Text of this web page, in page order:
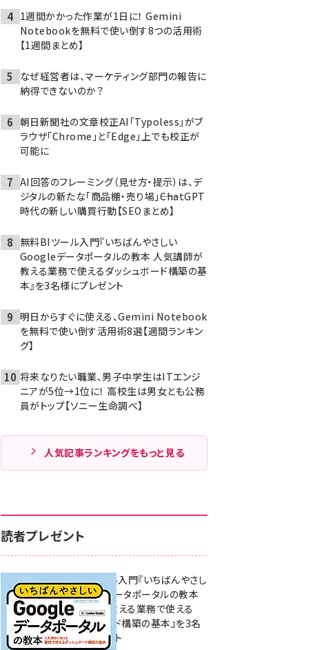
1週間かかった作業が1日に！ Gemini
Notebookを無料で使い倒す8つの活用術
【1週間まとめ】
なぜ経営者は、マーケティング部門の報告に
納得できないのか？
朝日新聞社の文章校正AI「Typoless」がブ
ラウザ「Chrome」と「Edge」上でも校正が
可能に
AI回答のフレーミング（見せ方・提示）は、デ
ジタルの新たな「商品棚・売り場」――ChatGPT
時代の新しい購買行動【SEOまとめ】
無料BIツール入門『いちばんやさしい
Googleデータポータルの教本 人気講師が
教える業務で使えるダッシュボード構築の基
本』を3名様にプレゼント
明日からすぐに使える、Gemini Notebook
を無料で使い倒す活用術8選【週間ランキン
グ】
将来なりたい職業、男子中学生はITエンジ
ニアが5位→1位に！ 高校生は男女とも公務
員がトップ【ソニー生命調べ】
人気記事ランキングをもっと見る
読者プレゼント
無料BIツール入門『いちばんやさし
いGoogleデータポータルの教本
人気講師が教える業務で使える
ダッシュボード構築の基本』を3名
様にプレゼント